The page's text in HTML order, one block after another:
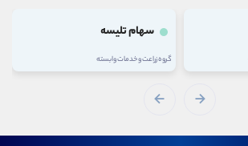
سهام تلیسه
گروه زراعت و خدمات وابسته